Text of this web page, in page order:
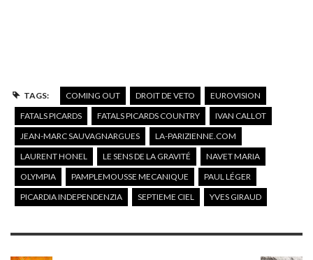
TAGS: COMING OUT DROIT DE VETO
EUROVISION
FATALS PICARDS
FATALS PICARDS COUNTRY
IVAN CALLOT
JEAN-MARC SAUVAGNARGUES
LA-PARIZIENNE.COM
LAURENT HONEL
LE SENS DE LA GRAVITÉ
NAVET MARIA
OLYMPIA
PAMPLEMOUSSE MECANIQUE
PAUL LÉGER
PICARDIA INDEPENDENZIA
SEPTIEME CIEL YVES GIRAUD